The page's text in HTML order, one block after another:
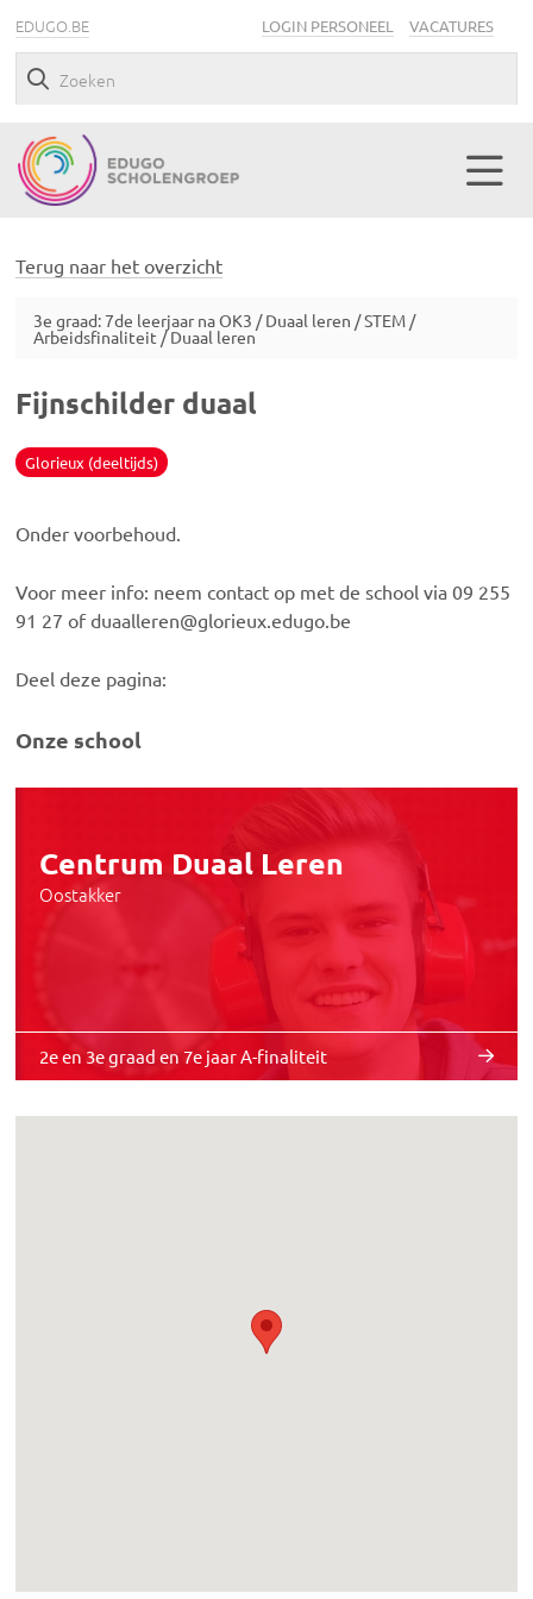
EDUGO.BE LOGIN PERSONEEL VACATURES
Terug naar het overzicht
3e graad: 7de leerjaar na OK3 / Duaal leren / STEM /
Arbeidsfinaliteit / Duaal leren
Fijnschilder duaal
Glorieux (deeltijds)
Onder voorbehoud.
Voor meer info: neem contact op met de school via 09 255
91 27 of duaalleren@glorieux.edugo.be
Deel deze pagina:
Onze school
Centrum Duaal Leren
Oostakker
2e en 3e graad en 7e jaar A-finaliteit